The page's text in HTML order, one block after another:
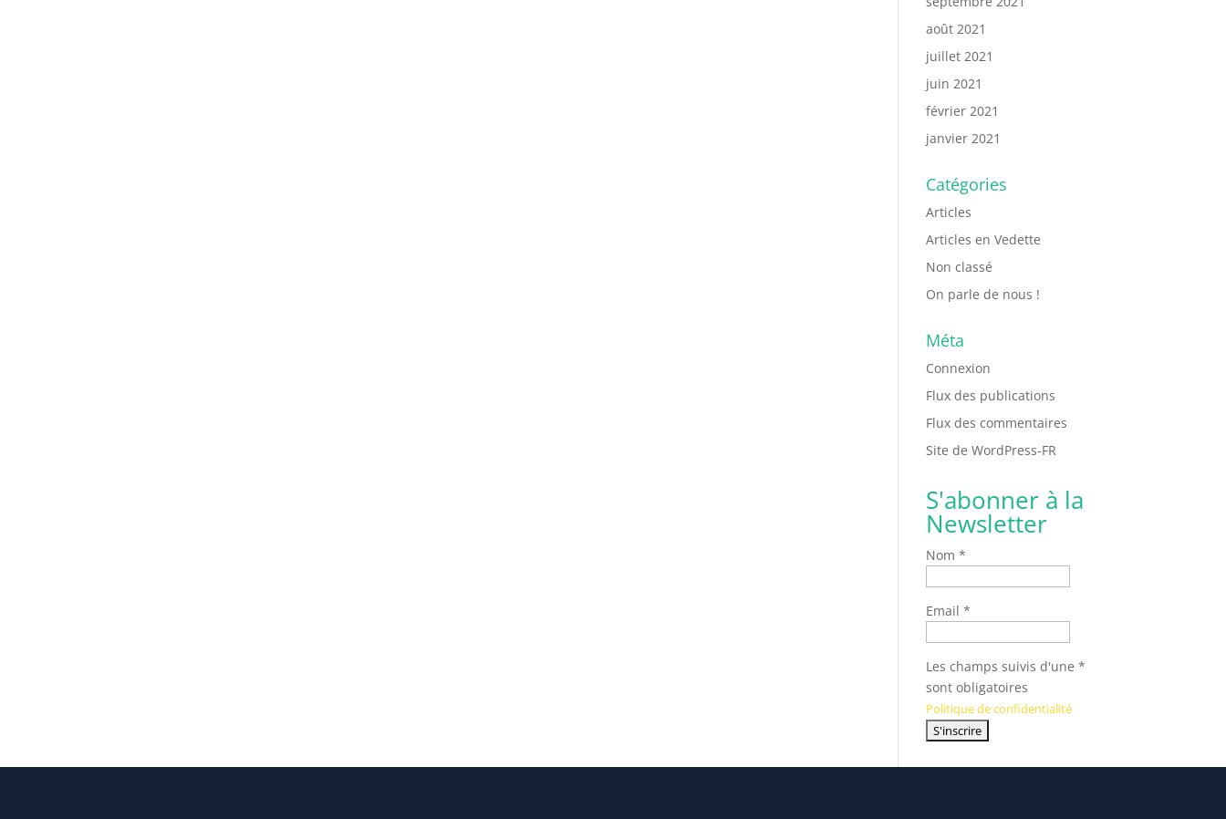
août 2021
juillet 2021
juin 2021
février 2021
janvier 2021
Catégories
Articles
Articles en Vedette
Non classé
On parle de nous !
Méta
Connexion
Flux des publications
Flux des commentaires
Site de WordPress-FR
S'abonner à la
Newsletter
Nom *
Email *
Les champs suivis d'une *
sont obligatoires
Politique de confidentialité